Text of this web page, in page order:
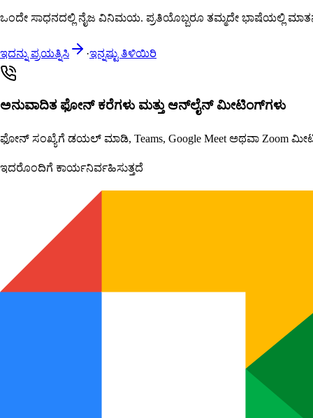
ಒಂದೇ ಸಾಧನದಲ್ಲಿ ನೈಜ ವಿನಿಮಯ. ಪ್ರತಿಯೊಬ್ಬರೂ ತಮ್ಮದೇ ಭಾಷೆಯಲ್ಲಿ
ಇದನ್ನು ಪ್ರಯತ್ನಿಸಿ ·ಇನ್ನಷ್ಟು ತಿಳಿಯಿರಿ
ಅನುವಾದಿತ ಫೋನ್ ಕರೆಗಳು ಮತ್ತು ಆನ್‌ಲೈನ್ ಮೀಟಿಂಗ್‌ಗಳು
ಫೋನ್ ಸಂಖ್ಯೆಗೆ ಡಯಲ್ ಮಾಡಿ, Teams, Google Meet ಅಥವಾ Zoom
ಇದರೊಂದಿಗೆ ಕಾರ್ಯನಿರ್ವಹಿಸುತ್ತದೆ